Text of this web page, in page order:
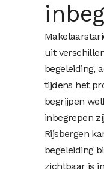
uit
begeleiding,
tijdens het
begrijpen
inbegrepen
Rijsbergen
begeleiding
zichtbaar is